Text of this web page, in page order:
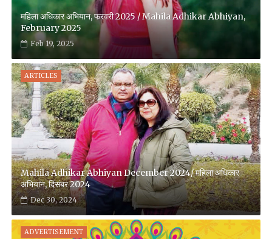
महिला अधिकार अभियान, फरवरी 2025 / Mahila Adhikar Abhiyan,
February 2025
Feb 19, 2025
ARTICLES
Mahila Adhikar Abhiyan December 2024/ महिला अधिकार
अभियान, दिसंबर 2024
Dec 30, 2024
ADVERTISEMENT